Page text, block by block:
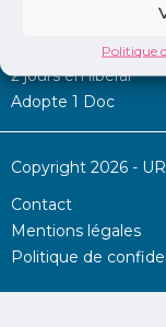
Politique
Permanence
2 jours en libéral
Adopte 1 Doc
Copyright 2026 -
Contact
Mentions légales
Politique de